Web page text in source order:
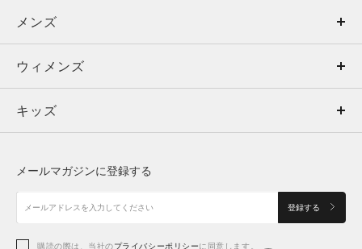
メンズ
ウィメンズ
キッズ
アクセサリー
メンズ
トップス
ボトムス
アクセサリー
ウィメンズ
トップス
シューズ
キッズ
シューズ
メールマガジンに登録する
登録する
購読の際は、当社のプライバシーポリシーに同意します。